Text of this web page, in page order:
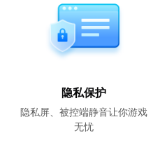
隐私保护
隐私屏、被控端静音让你游戏
无忧